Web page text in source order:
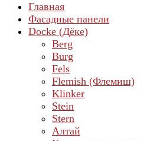
Главная
Фасадные панели
Docke (Дёке)
Berg
Burg
Fels
Flemish (Флемиш)
Klinker
Stein
Stern
Алтай